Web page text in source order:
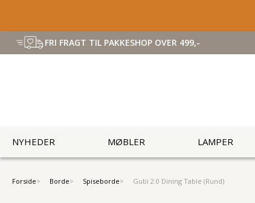
FRI FRAGT TIL PAKKESHOP OVER 499,-
NYHEDER MØBLER LAMPER
Forside Borde Spiseborde Gubi 2.0 Dining Table (Rund)